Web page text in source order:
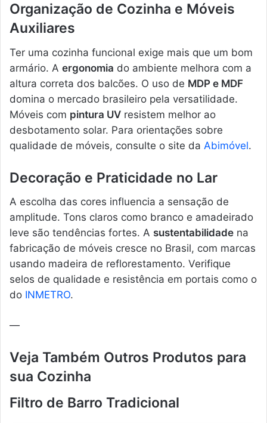
Organização de Cozinha e Móveis
Auxiliares
Ter uma cozinha funcional exige mais que um bom
armário. A ergonomia do ambiente melhora com a
altura correta dos balcões. O uso de MDP e MDF
domina o mercado brasileiro pela versatilidade.
Móveis com pintura UV resistem melhor ao
desbotamento solar. Para orientações sobre
qualidade de móveis, consulte o site da Abimóvel.
Decoração e Praticidade no Lar
A escolha das cores influencia a sensação de
amplitude. Tons claros como branco e amadeirado
leve são tendências fortes. A sustentabilidade na
fabricação de móveis cresce no Brasil, com marcas
usando madeira de reflorestamento. Verifique
selos de qualidade e resistência em portais como o
do INMETRO.
—
Veja Também Outros Produtos para
sua Cozinha
Filtro de Barro Tradicional